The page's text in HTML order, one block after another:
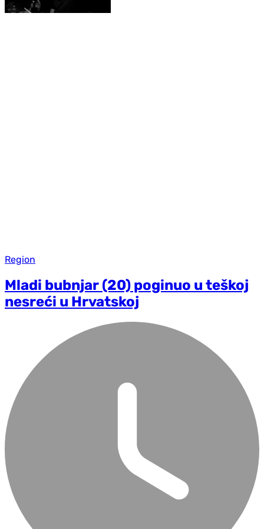
Region
Mladi bubnjar (20) poginuo u teškoj
nesreći u Hrvatskoj